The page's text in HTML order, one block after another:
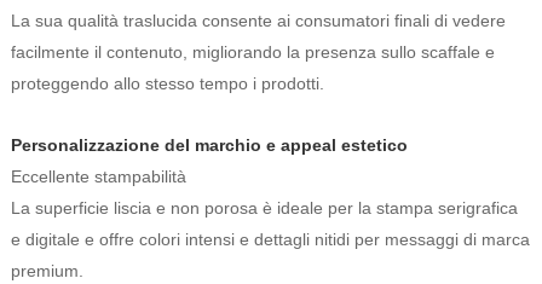
La sua qualità traslucida consente ai consumatori finali di vedere
facilmente il contenuto, migliorando la presenza sullo scaffale e
proteggendo allo stesso tempo i prodotti.
Personalizzazione del marchio e appeal estetico
Eccellente stampabilità
La superficie liscia e non porosa è ideale per la stampa serigrafica
e digitale e offre colori intensi e dettagli nitidi per messaggi di marca
premium.